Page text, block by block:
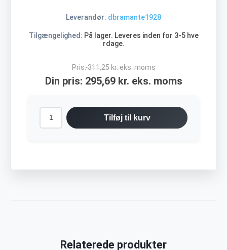
Leverandør: dbramante1928
Tilgængelighed: På lager. Leveres inden for 3-5 hve
rdage.
Pris:311,25 kr. eks. moms
Din pris: 295,69 kr. eks. moms
Tilføj til kurv
Relaterede produkter